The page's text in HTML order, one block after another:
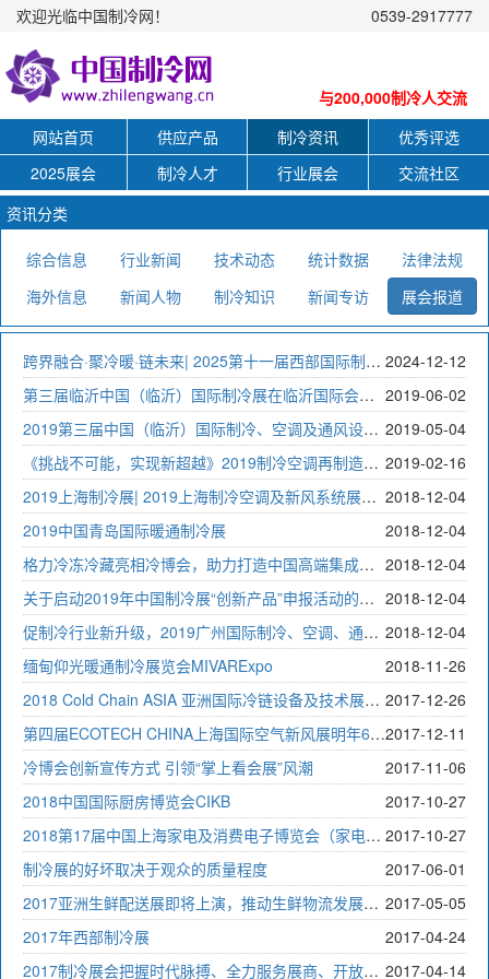
欢迎光临中国制冷网！ 0539-2917777
与200,000制冷人交流
网站首页
供应产品 制冷资讯
优秀评选
2025展会
制冷人才 行业展会
交流社区
资讯分类
综合信息 行业新闻 技术动态 统计数据
法律法规
海外信息
新闻人物 制冷知识 新闻专访 展会报道
2024-12-12
跨界融合·聚冷暖·链未来| 2025第十一届西部国际制冷展4月1-3日相约成都！
2019-06-02
第三届临沂中国（临沂）国际制冷展在临沂国际会展中心盛大开幕
2019-05-04
2019第三届中国（临沂）国际制冷、空调及通风设备展览会邀请函
2019-02-16
《挑战不可能，实现新超越》2019制冷空调再制造行业发展峰会举办
2018-12-04
2019上海制冷展| 2019上海制冷空调及新风系统展览会
2018-12-04
2019中国青岛国际暖通制冷展
2018-12-04
格力冷冻冷藏亮相冷博会，助力打造中国高端集成化冷链
2018-12-04
关于启动2019年中国制冷展“创新产品”申报活动的通知
2018-12-04
促制冷行业新升级，2019广州国际制冷、空调、通风及空气处理展览会琶洲盛大召开
2018-11-26
缅甸仰光暖通制冷展览会MIVARExpo
2017-12-26
2018 Cold Chain ASIA 亚洲国际冷链设备及技术展览会
2017-12-11
第四届ECOTECH CHINA上海国际空气新风展明年6月举行
2017-11-06
冷博会创新宣传方式 引领“掌上看会展”风潮
2017-10-27
2018中国国际厨房博览会CIKB
2017-10-27
2018第17届中国上海家电及消费电子博览会（家电展）
2017-06-01
制冷展的好坏取决于观众的质量程度
2017-05-05
2017亚洲生鲜配送展即将上演，推动生鲜物流发展进入快车道
2017-04-24
2017年西部制冷展
2017-04-14
2017制冷展会把握时代脉搏、全力服务展商、开放合作共赢的宗旨